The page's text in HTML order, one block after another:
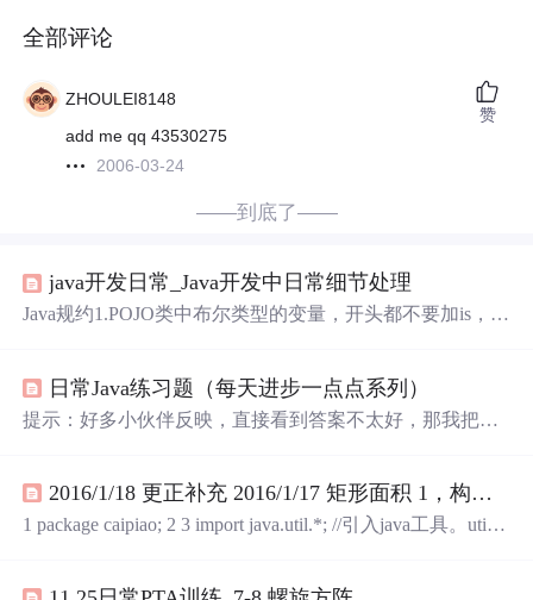
全部评论
ZHOULEI8148
add me qq 43530275
2006-03-24
赞
——到底了——
java开发日常_Java开发中日常细节处理
Java规约1.POJO类中布尔类型的变量，开头都不要加is，否
以为对应的属性名称是success，导致属性获取不到，进而
抛出异常。2.POJO类中的变量不能以美元符($)开头，否则
日常Java练习题（每天进步一点点系列）
提示：好多小伙伴反映，直接看到答案不太好，那我把答
伴（手机端也可以长按选中查看），我还会把所有答案放
到文章最下面，希望给每天进步一点点的小伙伴更好的体
catedexpression_r(){ int x=20, y=30; boolean b; b = x >
2016/1/18 更正补充 2016/1/17 矩形面积 1，构造方法初始化 长和宽 ,2， 定义成员方法求矩形面积...
1 package caipiao; 2 3 import java.util.*; //引入java工具。util